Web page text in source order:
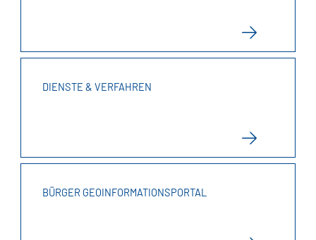
DIENSTE & VERFAHREN
BÜRGER GEOINFORMATIONSPORTAL